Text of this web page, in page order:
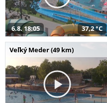
6.8. 18:05 37,2 °C
Veľký Meder (49 km)